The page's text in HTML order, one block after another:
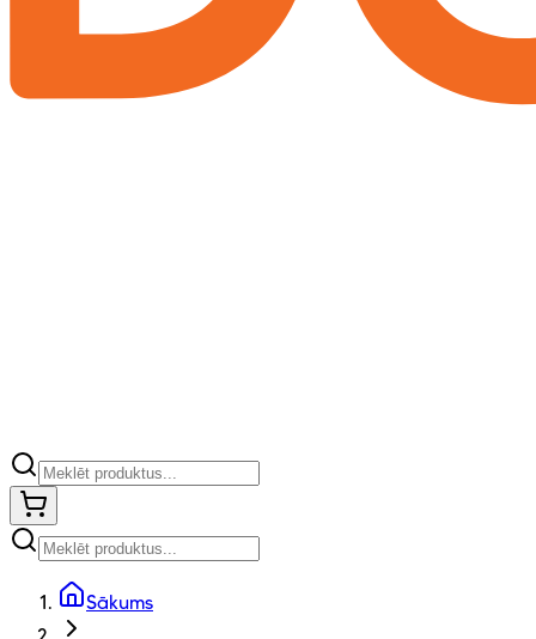
Sākums